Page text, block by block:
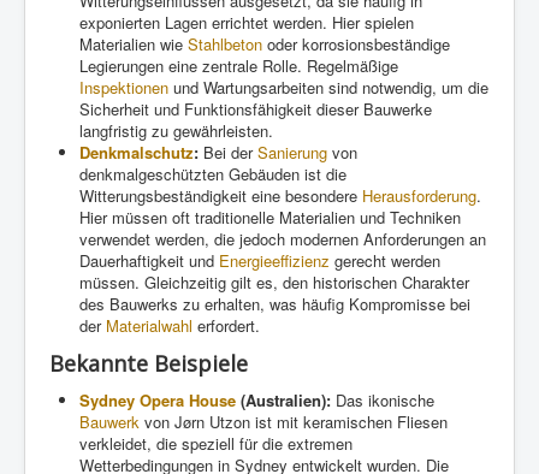
exponierten Lagen errichtet werden. Hier spielen
Materialien wie Stahlbeton oder korrosionsbeständige
Legierungen eine zentrale Rolle. Regelmäßige
Inspektionen und Wartungsarbeiten sind notwendig, um die
Sicherheit und Funktionsfähigkeit dieser Bauwerke
langfristig zu gewährleisten.
Denkmalschutz: Bei derSanierung von
denkmalgeschützten Gebäuden ist die
Witterungsbeständigkeit eine besondere Herausforderung.
Hier müssen oft traditionelle Materialien und Techniken
verwendet werden, die jedoch modernen Anforderungen an
Dauerhaftigkeit und Energieeffizienz gerecht werden
müssen. Gleichzeitig gilt es, den historischen Charakter
des Bauwerks zu erhalten, was häufig Kompromisse bei
der Materialwahl erfordert.
Bekannte Beispiele
Sydney Opera House (Australien): Das ikonische
Bauwerk von Jørn Utzon ist mit keramischen Fliesen
verkleidet, die speziell für die extremen
Wetterbedingungen in Sydney entwickelt wurden. Die